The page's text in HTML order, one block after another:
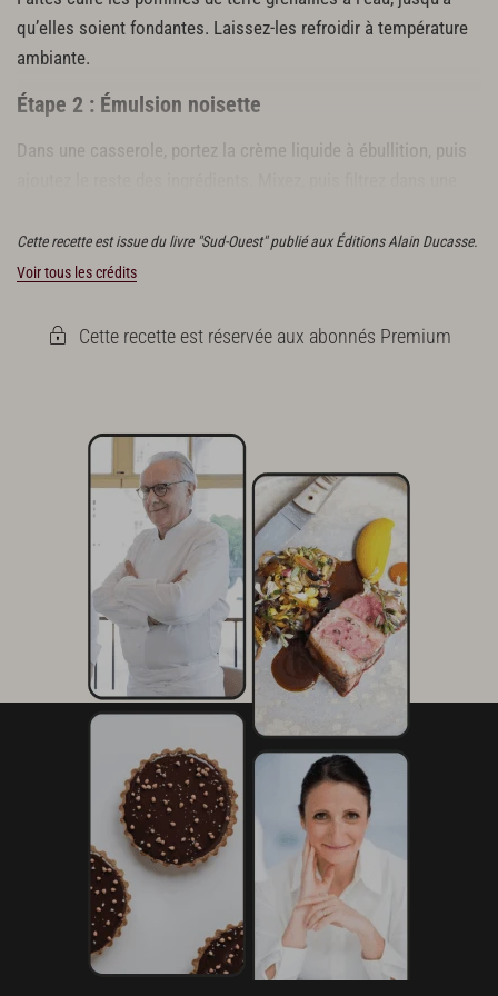
qu’elles soient fondantes. Laissez-les refroidir à température
ambiante.
Étape 2 : Émulsion noisette
Dans une casserole, portez la crème liquide à ébullition, puis
Cette recette est issue du livre "Sud-Ouest" publié aux Éditions Alain Ducasse.
Voir tous les crédits
Cette recette est réservée aux abonnés Premium